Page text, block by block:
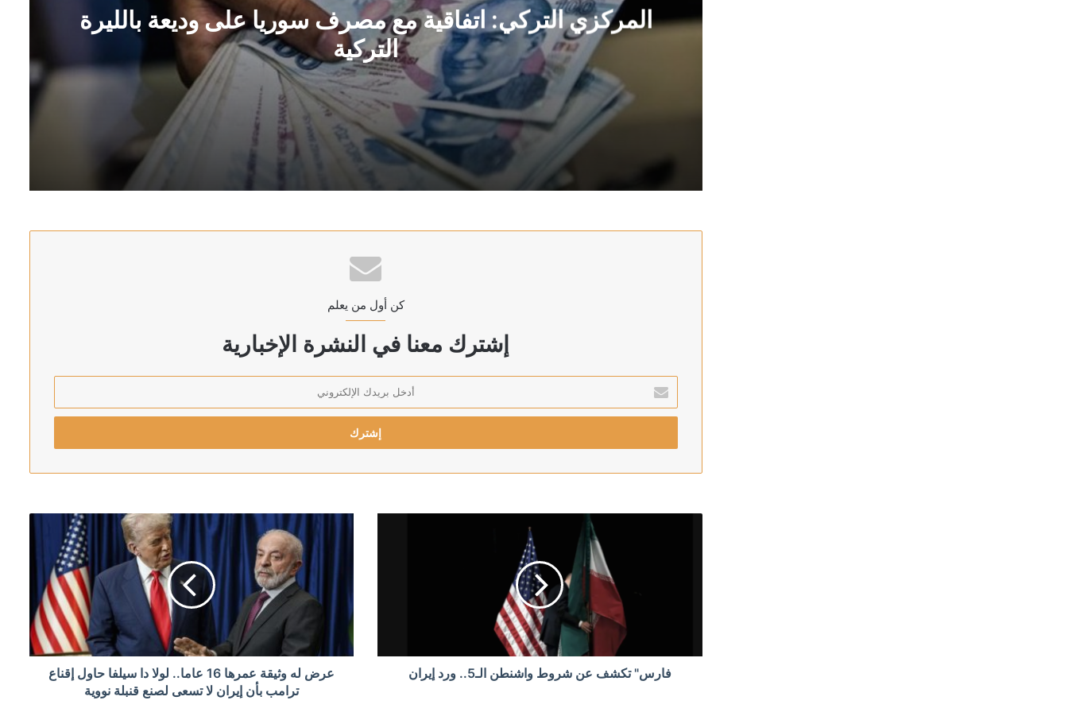
المركزي التركي: اتفاقية مع مصرف سوريا على وديعة بالليرة
التركية
المركزي التركي: اتفاقية مع مصرف سوريا على وديعة بالليرة التركية
ترامب: سنضرب إيران بقوة وهم يعرفون ذلك
رئيس اركان الجيش الاسرائيلي يهدد بالتوغل أعمق في لبنان: لن ننسحب من الأراضي التي احتللناها في جميع الجبهات
أردوغان: إرسال تشريع يتعلق بحل حزب العمال الكردستاني إلى البرلمان خلال أيام
الدولار يتراجع بعد تثبيت المركزي الأميركي الفائدة
كن أول من يعلم
إشترك معنا في النشرة الإخبارية
بريدك
الإلكتروني
فارس" تكشف عن شروط واشنطن الـ5.. ورد إيران
عرض له وثيقة عمرها 16 عاما.. لولا دا سيلفا حاول إقناع
ترامب بأن إيران لا تسعى لصنع قنبلة نووية